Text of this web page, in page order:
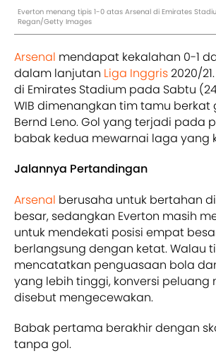
Everton menang tipis 1-0 atas Arsenal di Emirates
Regan/Getty Images
Arsenal mendapat kekalahan 0-1
dalam lanjutan Liga Inggris2020/
di Emirates Stadium pada Sabtu
WIB dimenangkan tim tamu berkat
Bernd Leno. Gol yang terjadi pada
babak kedua mewarnai laga yang
Jalannya Pertandingan
Arsenal berusaha untuk bertahan
besar, sedangkan Everton masih
untuk mendekati posisi empat
berlangsung dengan ketat. Walau
mencatatkan penguasaan bola
yang lebih tinggi, konversi
disebut mengecewakan.
Babak pertama berakhir dengan
tanpa gol.